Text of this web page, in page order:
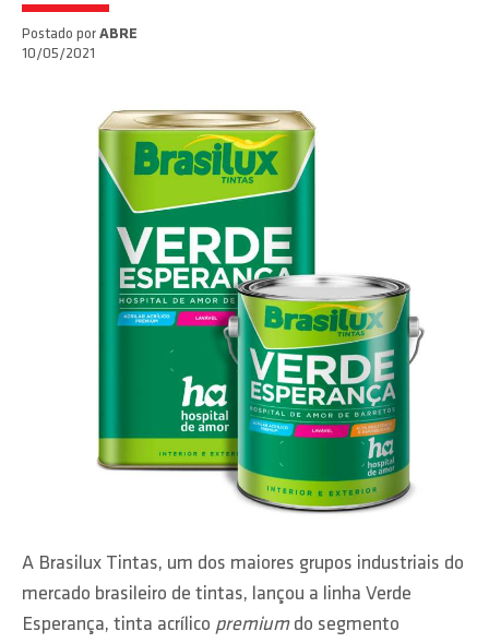
Postado por ABRE
10/05/2021
A Brasilux Tintas, um dos maiores grupos industriais do
mercado brasileiro de tintas, lançou a linha Verde
Esperança, tinta acrílico premiumdo segmento